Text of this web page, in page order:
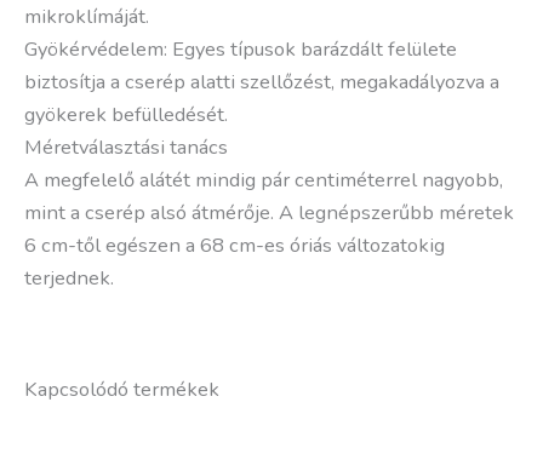
mikroklímáját.
Gyökérvédelem: Egyes típusok barázdált felülete
biztosítja a cserép alatti szellőzést, megakadályozva a
gyökerek befülledését.
Méretválasztási tanács
A megfelelő alátét mindig pár centiméterrel nagyobb,
mint a cserép alsó átmérője. A legnépszerűbb méretek
6 cm-től egészen a 68 cm-es óriás változatokig
terjednek.
Kapcsolódó termékek